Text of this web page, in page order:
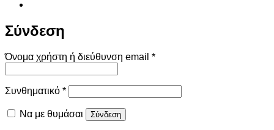
Σύνδεση
Όνομα χρήστη ή διεύθυνση email *Απαιτείται
Συνθηματικό *Απαιτείται
Να με θυμάσαι Σύνδεση